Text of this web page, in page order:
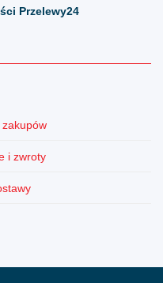
Przelewy24
i zwroty